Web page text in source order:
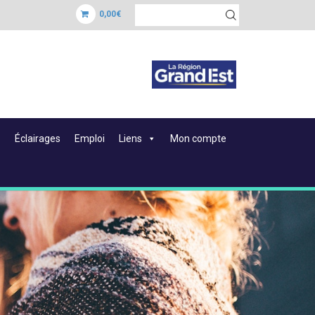
0,00€
Éclairages Emploi Liens Mon compte